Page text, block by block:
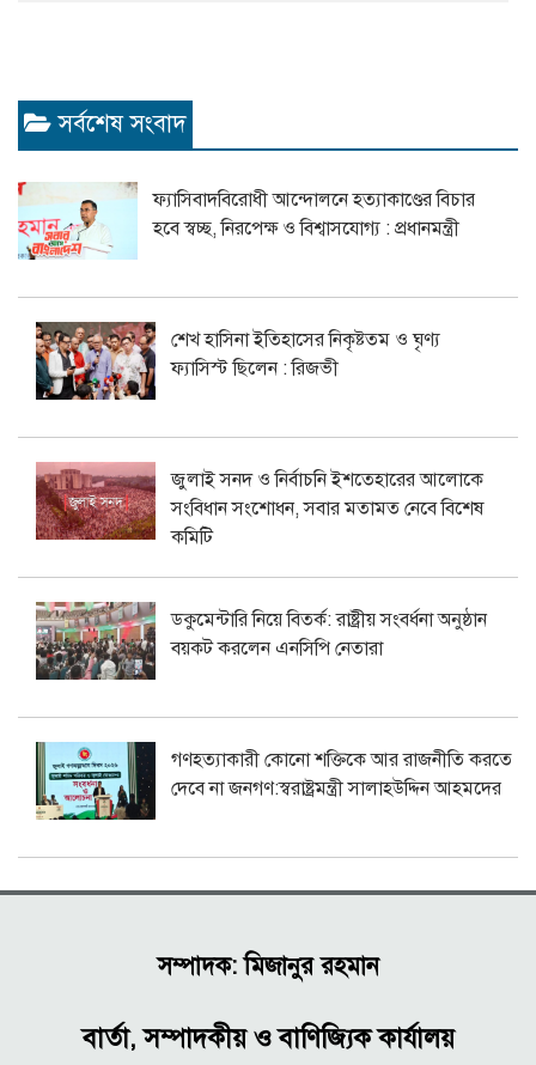
সর্বশেষ সংবাদ
ফ্যাসিবাদবিরোধী আন্দোলনে হত্যাকাণ্ডের বিচার
হবে স্বচ্ছ, নিরপেক্ষ ও বিশ্বাসযোগ্য : প্রধানমন্ত্রী
শেখ হাসিনা ইতিহাসের নিকৃষ্টতম ও ঘৃণ্য
ফ্যাসিস্ট ছিলেন : রিজভী
জুলাই সনদ ও নির্বাচনি ইশতেহারের আলোকে
সংবিধান সংশোধন, সবার মতামত নেবে বিশেষ
কমিটি
ডকুমেন্টারি নিয়ে বিতর্ক: রাষ্ট্রীয় সংবর্ধনা অনুষ্ঠান
বয়কট করলেন এনসিপি নেতারা
গণহত্যাকারী কোনো শক্তিকে আর রাজনীতি করতে
দেবে না জনগণ:স্বরাষ্ট্রমন্ত্রী সালাহউদ্দিন আহমদের
সম্পাদক: মিজানুর রহমান
বার্তা, সম্পাদকীয় ও বাণিজ্যিক কার্যালয়